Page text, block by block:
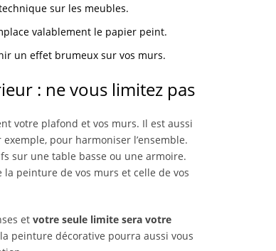
sur les meubles.
valablement le papier peint.
un effet brumeux sur vos murs.
: ne vous limitez pas
votre plafond et vos murs. Il est aussi
pour harmoniser l’ensemble.
sur une table basse ou une armoire.
peinture de vos murs et celle de vos
et votre seule limite sera votre
peinture décorative pourra aussi vous